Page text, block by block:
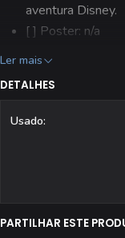
aventura Disney.
[ ] Poster: n/a
[ ] Editora: Abril
[ ] Todas as
Ler mais
DETALHES
Usado:
PARTILHAR ESTE